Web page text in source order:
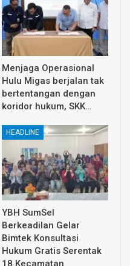
Menjaga Operasional
Hulu Migas berjalan tak
bertentangan dengan
koridor hukum, SKK…
HEADLINE
YBH SumSel
Berkeadilan Gelar
Bimtek Konsultasi
Hukum Gratis Serentak
18 Kecamatan